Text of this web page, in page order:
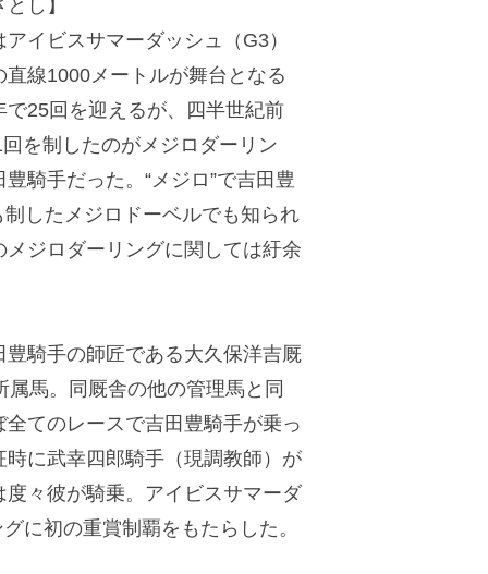
し】
イビスサマーダッシュ（G3）
線1000メートルが舞台となる
25回を迎えるが、四半世紀前
を制したのがメジロダーリン
騎手だった。“メジロ”で吉田豊
したメジロドーベルでも知られ
ジロダーリングに関しては紆余
騎手の師匠である大久保洋吉厩
馬。同厩舎の他の管理馬と同
てのレースで吉田豊騎手が乗っ
に武幸四郎騎手（現調教師）が
々彼が騎乗。アイビスサマーダ
に初の重賞制覇をもたらした。